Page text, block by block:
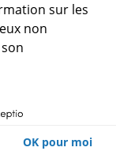
sur les
non
OK pour moi